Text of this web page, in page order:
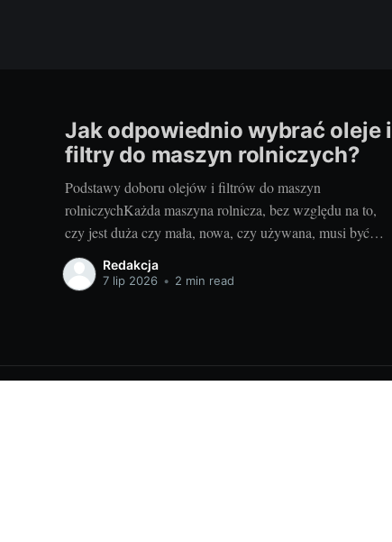
Jak odpowiednio wybrać oleje i
filtry do maszyn rolniczych?
Podstawy doboru olejów i filtrów do maszyn
rolniczychKażda maszyna rolnicza, bez względu na to,
czy jest duża czy mała, nowa, czy używana, musi być
odpowiednio serwisowana i konserwowana. Jednym z
kluczowych elementów takiego serwisu jak i codziennej
Redakcja
7 lip 2026 • 2 min read